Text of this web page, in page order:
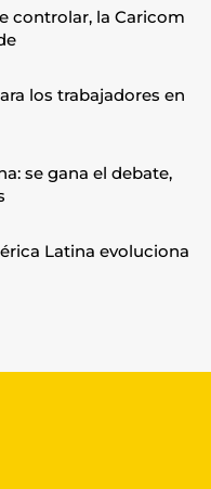
controlar, la Caricom
los trabajadores en
se gana el debate,
Latina evoluciona